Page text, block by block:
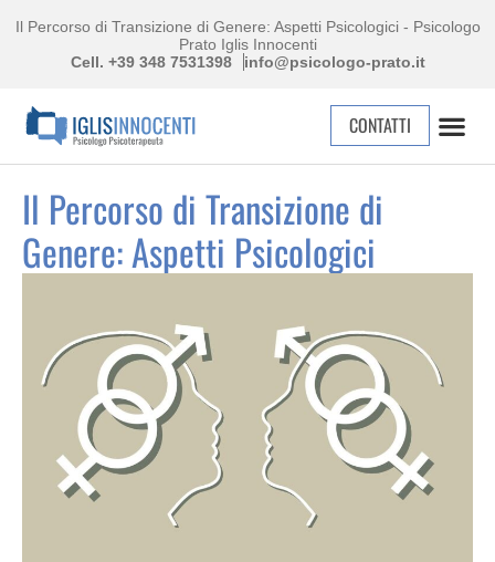
Il Percorso di Transizione di Genere: Aspetti Psicologici - Psicologo
Prato Iglis Innocenti
Cell. +39 348 7531398
info@psicologo-prato.it
CONTATTI
Il Percorso di Transizione di
Genere: Aspetti Psicologici